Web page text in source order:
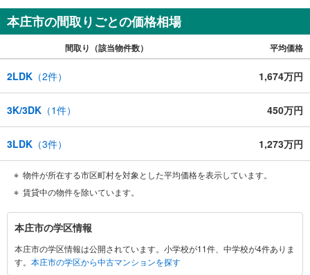
本庄市の間取りごとの価格相場
間取り（該当物件数） 平均価格
2LDK （2件） 1,674万円
3K/3DK （1件） 450万円
3LDK （3件） 1,273万円
物件が所在する市区町村を対象とした平均価格を表示しています。
賃貸中の物件を除いています。
本
庄
市
に
本庄市の学区情報
本庄市の学区情報は公開されています。小学校が11件、中学校が4件ありま
す。 本庄市の学区から中古マンションを探す